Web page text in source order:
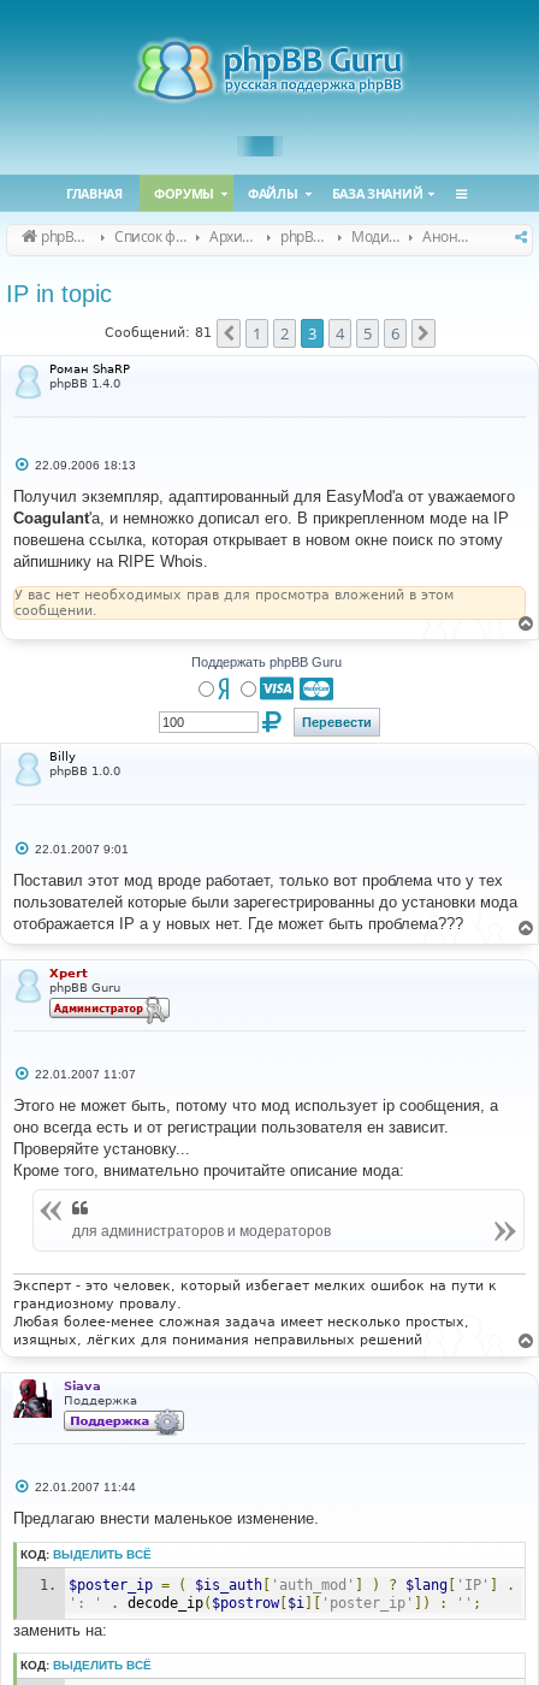
ГЛАВНАЯ ФОРУМЫ ФАЙЛЫ БАЗА ЗНАНИЙ
phpBB Guru Список форумов Архивные форумы phpBB 2.0.x (архив) Модификация phpBB 2.0.x Анонсы и поддержка модов для phpBB 2.0.x
IP in topic
Сообщений: 81 Пред.
1 2 3 4 5 6
Роман ShaRP
phpBB 1.4.0
С
о
б
щ
е
н
и
22.09.2006 18:13
Получил экземпляр, адаптированный для EasyMod'а от уважаемого
Coagulant'а, и немножко дописал его. В прикрепленном моде на IP
повешена ссылка, которая открывает в новом окне поиск по этому
айпишнику на RIPE Whois.
У вас нет необходимых прав для просмотра вложений в этом
сообщении.
Поддержать phpBB Guru
Billy
phpBB 1.0.0
С
о
б
щ
е
н
и
е
22.01.2007 9:01
Поставил этот мод вроде работает, только вот проблема что у тех
пользователей которые были зарегестрированны до установки мода
отображается IP а у новых нет. Где может быть проблема???
Xpert
phpBB Guru
С
о
б
щ
е
н
и
22.01.2007 11:07
Этого не может быть, потому что мод использует ip сообщения, а
оно всегда есть и от регистрации пользователя ен зависит.
Проверяйте установку...
Кроме того, внимательно прочитайте описание мода:
для администраторов и модераторов
Эксперт - это человек, который избегает мелких ошибок на пути к
грандиозному провалу.
Любая более-менее сложная задача имеет несколько простых,
изящных, лёгких для понимания неправильных решений
Siava
Поддержка
С
о
щ
е
22.01.2007 11:44
Предлагаю внести маленькое изменение.
КОД: ВЫДЕЛИТЬ ВСЁ
$poster_ip = ( $is_auth [ 'auth_mod' ] ) ? $lang [ 'IP' ]
.
': '
. decode_ip( $postrow[$i ][ 'poster_ip' ]) : '' ;
заменить на:
КОД: ВЫДЕЛИТЬ ВСЁ